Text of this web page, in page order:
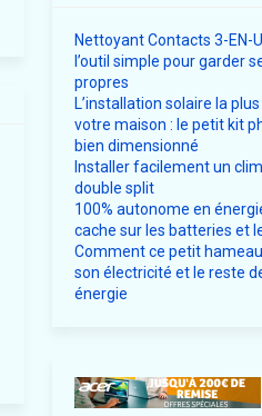
Nettoyant Contacts 3-EN-
l’outil simple pour garder
propres
L’installation solaire la
votre maison : le petit kit
bien dimensionné
Installer facilement un
double split
100% autonome en
cache sur les batteries et
Comment ce petit
son électricité et le reste
énergie